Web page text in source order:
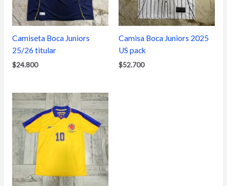
Camiseta Boca Juniors
25/26 titular
$24.800
Camisa Boca Juniors 2025
US pack
$52.700